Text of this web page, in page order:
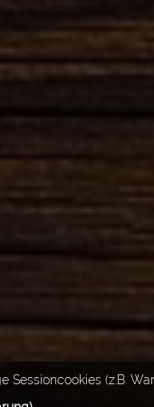
Sessioncookies (z.B.